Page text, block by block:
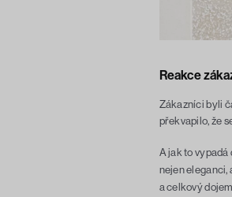
Reakce
Zákazníci byli
překvapilo, že
A jak to vypadá
nejen eleganci,
a celkový